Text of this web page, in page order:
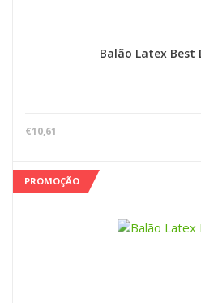
Balão Latex Best
€10,61
PROMOÇÃO